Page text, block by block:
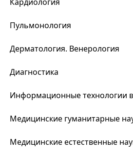
Пульмонология
Дерматология. Венерология
Диагностика
Информационные технологии
Медицинские гуманитарные
Медицинские естественные